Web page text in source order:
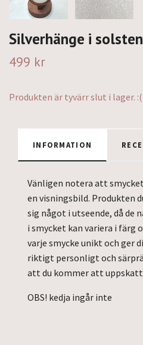
Silverhänge i solsten
499 kr
Produkten är tyvärr slut i lager. :(
INFORMATION
Vänligen notera att
en visningsbild. Produkten
sig något i utseende, då de
i smycket kan variera i färg
varje smycke unikt och ger
riktigt personligt och
att du kommer att
OBS! kedja ingår inte